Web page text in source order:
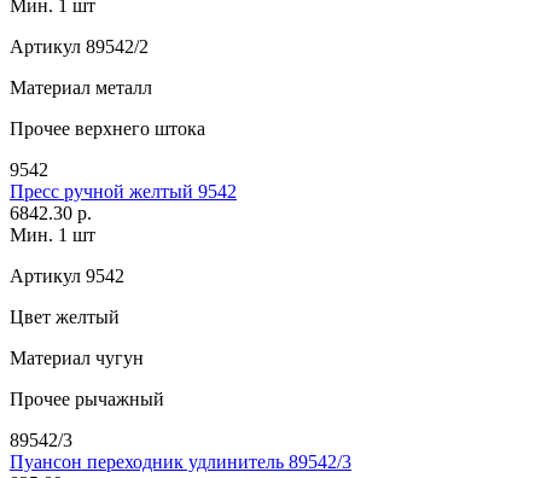
Мин. 1 шт
Артикул 89542/2
Материал металл
Прочее верхнего штока
9542
Пресс ручной желтый 9542
6842.30 р.
Мин. 1 шт
Артикул 9542
Цвет желтый
Материал чугун
Прочее рычажный
89542/3
Пуансон переходник удлинитель 89542/3